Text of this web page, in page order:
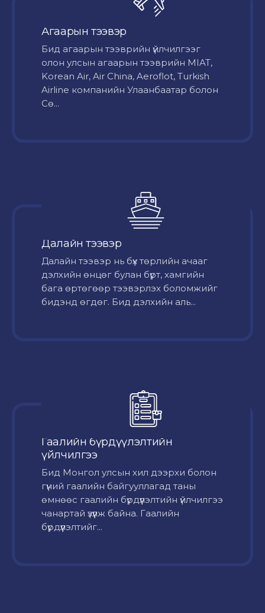
Агаарын тээвэр
Бид агаарын тээврийн үйлчилгээг
олон улсын агаарын тээврийн MIAT,
Korean Air, Air China, Aeroflot, Turkish
Airline компанийн Улаанбаатар болон
Сө...
Далайн тээвэр
Далайн тээвэр нь бүх төрлийн ачааг
дэлхийн өнцөг булан бүрт, хамгийн
бага өртөгөөр тээвэрлэх боломжийг
бидэнд өгдөг. Бид дэлхийн аль...
Гаалийн бүрдүүлэлтийн
үйлчилгээ
Бид Монгол улсын хил дээрхи болон
гүний гаалийн байгууллагад таны
өмнөөс гаалийн бүрдүүлэлтийн үйлчилгээ
чанартай үзүүлж байна. Гаалийн
бүрдүүлэлтийг...